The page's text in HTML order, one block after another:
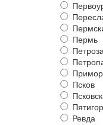
Пермь
Псков
Ревда